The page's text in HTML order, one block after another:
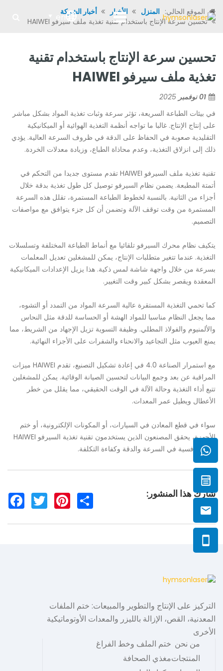
en الموقع الحالي: المنزل الأخبار
أخبار الشركة
تحسين سرعة الإنتاج باستخدام تقنية تغذية ملف سيرفو HAIWEI
تحسين سرعة الإنتاج باستخدام تقنية
تغذية ملف سيرفو HAIWEI
01 نوفمبر
2025
في بيئات الطباعة السريعة، تؤثر سرعة وثبات تغذية المواد بشكل مباشر
على إنتاج الإنتاج. غالبا ما تواجه أنظمة التغذية الهوائية أو الميكانيكية
التقليدية صعوبة في الحفاظ على الدقة في ظروف السرعة العالية. يؤدي
ذلك إلى انزلاق التغذية، وعدم محاذاة الطباع، وزيادة معدلات الخردة.
تقنية تغذية ملف السيرفو HAIWEI تقدم مستوى جديدا من التحكم في
أتمتة المطبعة. يضمن نظام السيرفو توصيل كل طول تغذية بدقة خلال
أجزاء من الثانية. بالنسبة لخطوط الطباعة المستمرة، تقلل هذه السرعة
المستمرة من وقت توقف الآلة وتضمن أن كل جزء يتوافق مع مواصفات
التصميم.
يتكيف نظام محرك السيرفو تلقائيا مع أنماط الطباعة المختلفة وتسلسلات
التغذية. عندما تتغير متطلبات الإنتاج، يمكن للمشغلين تعديل المعلمات
بسرعة من خلال واجهة شاشة لمس ذكية. هذا يزيل الإعدادات الميكانيكية
المعقدة ويقصر بشكل كبير وقت التغيير.
كما تحمي التغذية المستقرة عالية السرعة المواد من التمدد أو التشوه،
مما يجعل النظام مناسبا للمواد الهشة أو الحساسة للدقة مثل النحاس
والألمنيوم والفولاذ المطلي. وظيفة التسوية تزيل الإجهاد من الشريط، مما
يمنع العيوب مثل التجاعيد والانحناء والشفرات على الأجزاء النهائية.
مع استمرار الصناعة 4.0 في إعادة تشكيل التصنيع، تقدم HAIWEI ميزات
المراقبة عن بعد وجمع البيانات لتحسين الصيانة الوقائية. يمكن للمشغلين
تتبع أداء التغذية وحالة الآلة في الوقت الحقيقي، مما يقلل من خطر
الأعطال ويطيل عمر المعدات.
سواء في قطع المعادن في السيارات، أو المكونات الإلكترونية، أو ختم
الأجهزة، يحقق المصنعون الذين يستخدمون تقنية تغذية السيرفو HAIWEI
مزايا تنافسية في السرعة والدقة وكفاءة التكلفة.
شارك هذا المنشور:
F
a
T
w
P
i
S
h
التركيز على الإنتاج والتطوير والمبيعات: ختم الملفات
المعدنية، القص، الإزالة بالليزر والمعدات الأوتوماتيكية
الأخرى
من نحن
المنتجات
ختم الملف وخط الفراغ
مغذي الصحافة